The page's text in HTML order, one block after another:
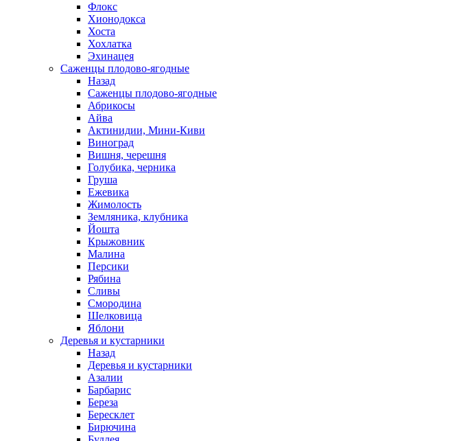
Флокс
Хионодокса
Хоста
Хохлатка
Эхинацея
Саженцы плодово-ягодные
Назад
Саженцы плодово-ягодные
Абрикосы
Айва
Актинидии, Мини-Киви
Виноград
Вишня, черешня
Голубика, черника
Груша
Ежевика
Жимолость
Земляника, клубника
Йошта
Крыжовник
Малина
Персики
Рябина
Сливы
Смородина
Шелковица
Яблони
Деревья и кустарники
Назад
Деревья и кустарники
Азалии
Барбарис
Береза
Бересклет
Бирючина